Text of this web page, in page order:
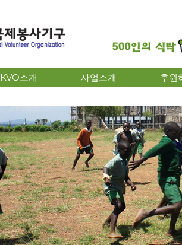
KVO소개 사업소개 후원